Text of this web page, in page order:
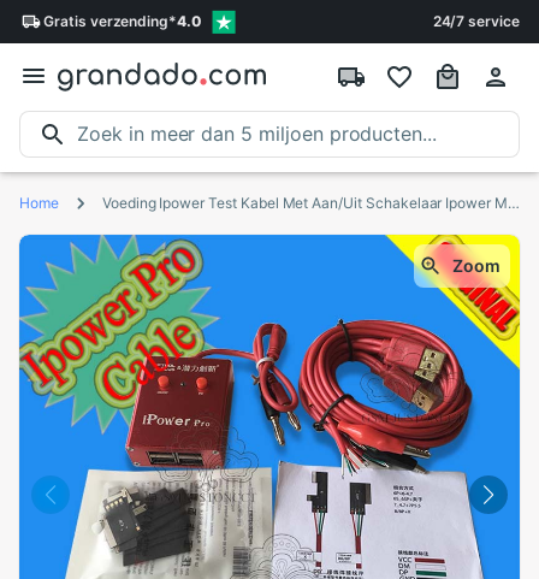
Gratis verzending*4.0 24/7 service
Home Voeding Ipower Test Kabel Met Aan/Uit Schakelaar Ipower Max Voor Iphone 6G/6P/6S/6SP/7G/7P/8G/8P/X Dc Power controle Test Kabel
Zoom